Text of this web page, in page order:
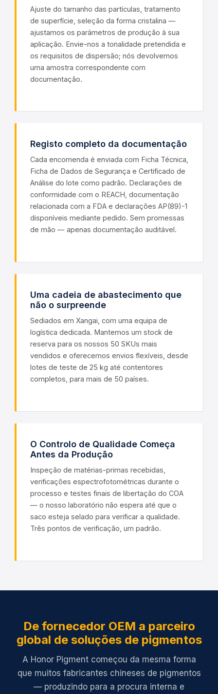
Ajuste do tamanho das partículas, tratamento
de superfície, seleção da forma cristalina —
ajustamos os parâmetros de produção à sua
aplicação. Envie-nos a tonalidade pretendida e
os requisitos de dispersão; nós devolvemos
uma amostra correspondente com
documentação.
Registo completo da documentação
Cada encomenda é enviada com Ficha Técnica,
Ficha de Dados de Segurança e Certificado de
Análise do lote como padrão. Declarações de
conformidade com o REACH, documentação
relacionada com a FDA e declarações AP(89)-1
disponíveis mediante pedido. Sem promessas
de mão — apenas documentação auditável.
Uma cadeia de abastecimento que
não o surpreende
Sediados em Xangai, com uma equipa de
logística dedicada. Mantemos um stock de
reserva para os nossos 50 SKUs mais
vendidos e oferecemos envios flexíveis, desde
lotes de teste de 25 kg até contentores
completos, para mais de 50 países.
O Controlo de Qualidade Começa
Antes da Produção
Inspeção de matérias-primas recebidas,
verificações espectrofotométricas durante o
processo e testes finais de libertação do COA
— o nosso laboratório não espera até que o
saco esteja selado para verificar a qualidade.
Três pontos de verificação, um padrão.
De fornecedor OEM a parceiro
global de soluções de pigmentos
A Honor Pigment começou da mesma forma
que muitos fabricantes chineses de pigmentos
— produzindo para a procura interna e